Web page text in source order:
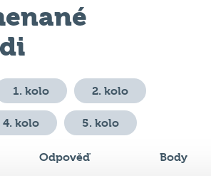
1. kolo 2. kolo
4. kolo 5. kolo
Odpověď Body